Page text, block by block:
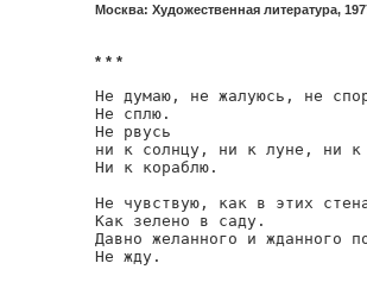
Москва: Художественная литература,
* * *
Не думаю, не жалуюсь, не
Не сплю.
Не рвусь
ни к солнцу, ни к луне, ни к
Ни к кораблю.
Не чувствую, как в этих
Как зелено в саду.
Давно желанного и жданного
Не жду.